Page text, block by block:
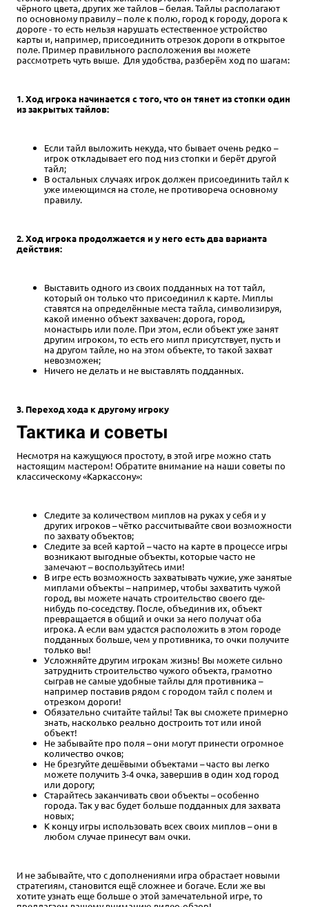
чёрного цвета, других же тайлов – белая. Тайлы располагают
по основному правилу – поле к полю, город к городу, дорога к
дороге - то есть нельзя нарушать естественное устройство
карты и, например, присоединить отрезок дороги в открытое
поле. Пример правильного расположения вы можете
рассмотреть чуть выше. Для удобства, разберём ход по шагам:
1. Ход игрока начинается с того, что он тянет из стопки один
из закрытых тайлов:
Если тайл выложить некуда, что бывает очень редко –
игрок откладывает его под низ стопки и берёт другой
тайл;
В остальных случаях игрок должен присоединить тайл к
уже имеющимся на столе, не противореча основному
правилу.
2. Ход игрока продолжается и у него есть два варианта
действия:
Выставить одного из своих подданных на тот тайл,
который он только что присоединил к карте. Миплы
ставятся на определённые места тайла, символизируя,
какой именно объект захвачен: дорога, город,
монастырь или поле. При этом, если объект уже занят
другим игроком, то есть его мипл присутствует, пусть и
на другом тайле, но на этом объекте, то такой захват
невозможен;
Ничего не делать и не выставлять подданных.
3. Переход хода к другому игроку
Тактика и советы
Несмотря на кажущуюся простоту, в этой игре можно стать
настоящим мастером! Обратите внимание на наши советы по
классическому «Каркассону»:
Следите за количеством миплов на руках у себя и у
других игроков – чётко рассчитывайте свои возможности
по захвату объектов;
Следите за всей картой – часто на карте в процессе игры
возникают выгодные объекты, которые часто не
замечают – воспользуйтесь ими!
В игре есть возможность захватывать чужие, уже занятые
миплами объекты – например, чтобы захватить чужой
город, вы можете начать строительство своего где-
нибудь по-соседству. После, объединив их, объект
превращается в общий и очки за него получат оба
игрока. А если вам удастся расположить в этом городе
подданных больше, чем у противника, то очки получите
только вы!
Усложняйте другим игрокам жизнь! Вы можете сильно
затруднить строительство чужого объекта, грамотно
сыграв не самые удобные тайлы для противника –
например поставив рядом с городом тайл с полем и
отрезком дороги!
Обязательно считайте тайлы! Так вы сможете примерно
знать, насколько реально достроить тот или иной
объект!
Не забывайте про поля – они могут принести огромное
количество очков;
Не брезгуйте дешёвыми объектами – часто вы легко
можете получить 3-4 очка, завершив в один ход город
или дорогу;
Старайтесь заканчивать свои объекты – особенно
города. Так у вас будет больше подданных для захвата
новых;
К концу игры использовать всех своих миплов – они в
любом случае принесут вам очки.
И не забывайте, что с дополнениями игра обрастает новыми
стратегиям, становится ещё сложнее и богаче. Если же вы
хотите узнать еще больше о этой замечательной игре, то